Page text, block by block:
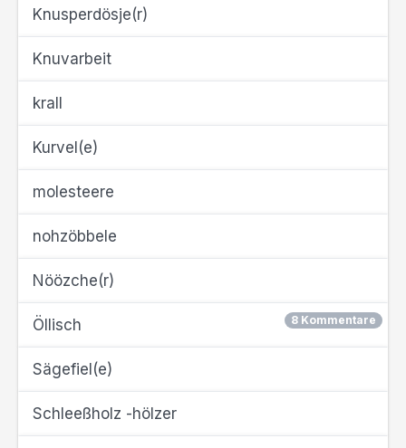
Knusperdösje(r)
Knuvarbeit
krall
Kurvel(e)
molesteere
nohzöbbele
Nöözche(r)
8 Kommentare
Öllisch
Sägefiel(e)
Schleeßholz -hölzer